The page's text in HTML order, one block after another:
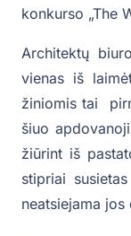
konkurso „The
Architektų
vienas iš
žiniomis tai
šiuo
žiūrint iš
stipriai
neatsiejama jos